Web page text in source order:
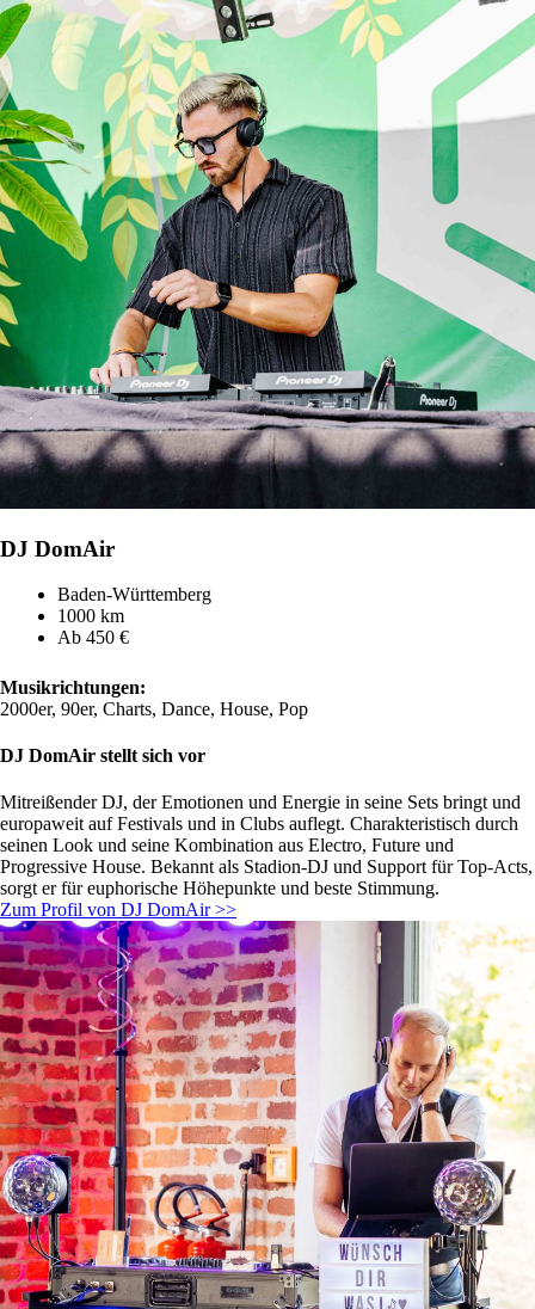
DJ DomAir
Baden-Württemberg
1000 km
Ab 450 €
Musikrichtungen:
2000er, 90er, Charts, Dance, House, Pop
DJ DomAir stellt sich vor
Mitreißender DJ, der Emotionen und Energie in seine Sets bringt und
europaweit auf Festivals und in Clubs auflegt. Charakteristisch durch
seinen Look und seine Kombination aus Electro, Future und
Progressive House. Bekannt als Stadion-DJ und Support für Top-Acts,
sorgt er für euphorische Höhepunkte und beste Stimmung.
Zum Profil von DJ DomAir >>